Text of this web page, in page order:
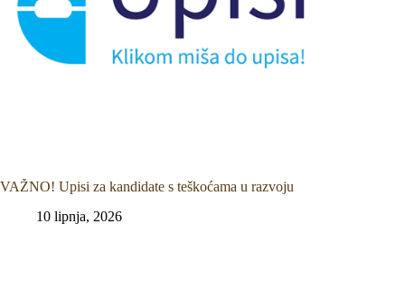
VAŽNO! Upisi za kandidate s teškoćama u razvoju
10 lipnja, 2026